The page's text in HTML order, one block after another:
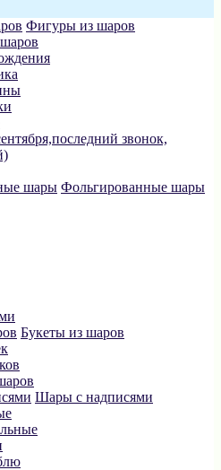
Фигуры из шаров
звонок,
Фольгированные шары
Букеты из шаров
Шары с надписями